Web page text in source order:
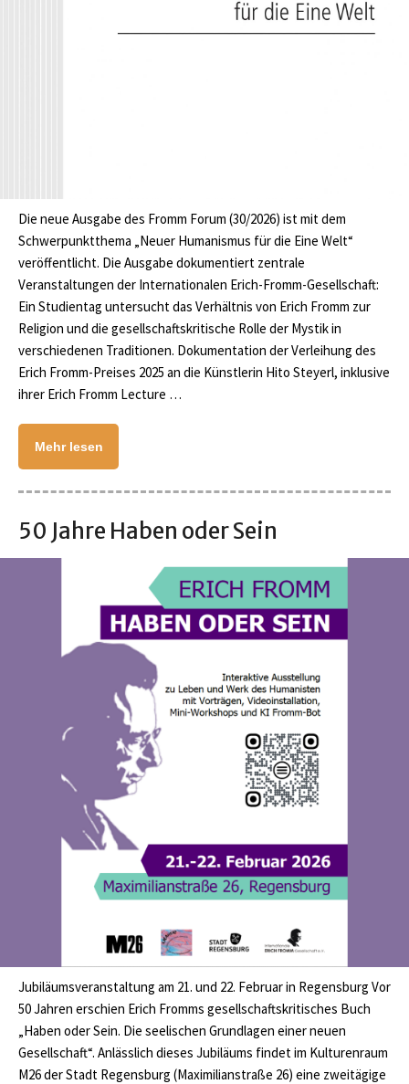
Die neue Ausgabe des Fromm Forum (30/2026) ist mit dem
Schwerpunktthema „Neuer Humanismus für die Eine Welt“
veröffentlicht. Die Ausgabe dokumentiert zentrale
Veranstaltungen der Internationalen Erich-Fromm-Gesellschaft:
Ein Studientag untersucht das Verhältnis von Erich Fromm zur
Religion und die gesellschaftskritische Rolle der Mystik in
verschiedenen Traditionen. Dokumentation der Verleihung des
Erich Fromm-Preises 2025 an die Künstlerin Hito Steyerl, inklusive
ihrer Erich Fromm Lecture …
Mehr lesen
50 Jahre Haben oder Sein
Jubiläumsveranstaltung am 21. und 22. Februar in Regensburg Vor
50 Jahren erschien Erich Fromms gesellschaftskritisches Buch
„Haben oder Sein. Die seelischen Grundlagen einer neuen
Gesellschaft“. Anlässlich dieses Jubiläums findet im Kulturenraum
M26 der Stadt Regensburg (Maximilianstraße 26) eine zweitägige